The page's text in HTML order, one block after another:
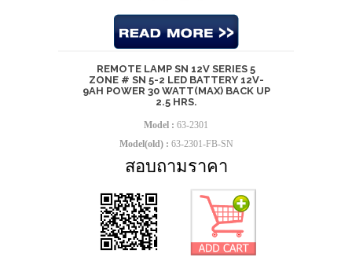
REMOTE LAMP SN 12V SERIES 5
ZONE # SN 5-2 LED BATTERY 12V-
9AH POWER 30 WATT(MAX) BACK UP
2.5 HRS.
Model : 63-2301
Model(old) : 63-2301-FB-SN
สอบถามราคา